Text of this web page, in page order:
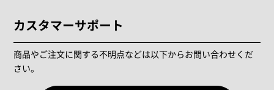
カスタマーサポート
商品やご注文に関する不明点などは以下からお問い合わせくだ
さい。